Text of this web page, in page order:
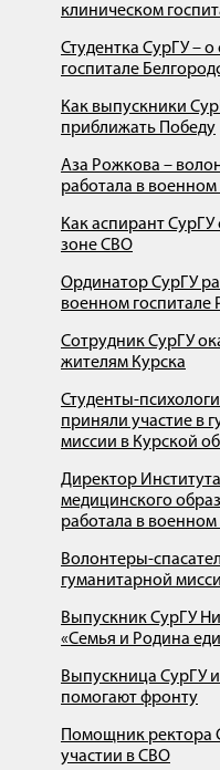
клиническом
Студентка СурГУ –
госпитале
Как выпускники
приближать Победу
Аза Рожкова –
работала в военном
Как аспирант
зоне СВО
Ординатор СурГУ
военном госпитале
Сотрудник СурГУ
жителям Курска
Студенты-
приняли участие в
миссии в Курской
Директор
медицинского
работала в военном
Волонтеры-
гуманитарной
Выпускник СурГУ
«Семья и Родина
Выпускница СурГУ
помогают фронту
Помощник ректора
участии в СВО